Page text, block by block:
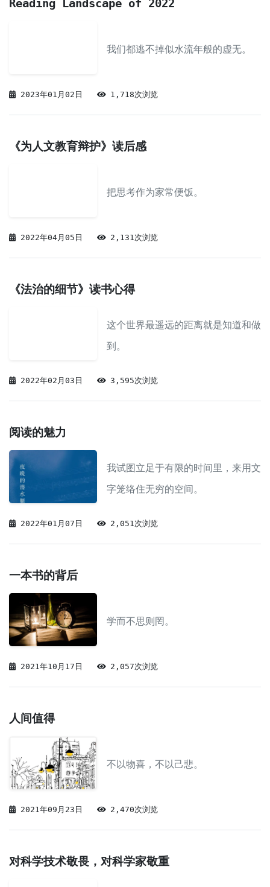
Reading Landscape of 2022
我们都逃不掉似水流年般的虚无。
2023年01月02日 1,718次浏览
《为人文教育辩护》读后感
把思考作为家常便饭。
2022年04月05日 2,131次浏览
《法治的细节》读书心得
这个世界最遥远的距离就是知道和做
到。
2022年02月03日 3,595次浏览
阅读的魅力
我试图立足于有限的时间里，来用文
字笼络住无穷的空间。
2022年01月07日 2,051次浏览
一本书的背后
学而不思则罔。
2021年10月17日 2,057次浏览
人间值得
不以物喜，不以己悲。
2021年09月23日 2,470次浏览
对科学技术敬畏，对科学家敬重